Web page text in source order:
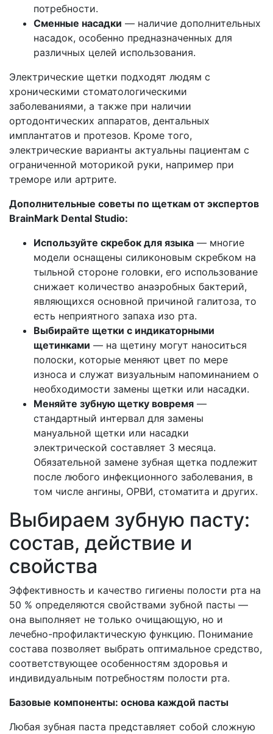
потребности.
Сменные насадки — наличие дополнительных
насадок, особенно предназначенных для
различных целей использования.
Электрические щетки подходят людям с
хроническими стоматологическими
заболеваниями, а также при наличии
ортодонтических аппаратов, дентальных
имплантатов и протезов. Кроме того,
электрические варианты актуальны пациентам с
ограниченной моторикой руки, например при
треморе или артрите.
Дополнительные советы по щеткам от экспертов
BrainMark Dental Studio:
Используйте скребок для языка — многие
модели оснащены силиконовым скребком на
тыльной стороне головки, его использование
снижает количество анаэробных бактерий,
являющихся основной причиной галитоза, то
есть неприятного запаха изо рта.
Выбирайте щетки с индикаторными
щетинками — на щетину могут наноситься
полоски, которые меняют цвет по мере
износа и служат визуальным напоминанием о
необходимости замены щетки или насадки.
Меняйте зубную щетку вовремя —
стандартный интервал для замены
мануальной щетки или насадки
электрической составляет 3 месяца.
Обязательной замене зубная щетка подлежит
после любого инфекционного заболевания, в
том числе ангины, ОРВИ, стоматита и других.
Выбираем зубную пасту:
состав, действие и
свойства
Эффективность и качество гигиены полости рта на
50 % определяются свойствами зубной пасты —
она выполняет не только очищающую, но и
лечебно-профилактическую функцию. Понимание
состава позволяет выбрать оптимальное средство,
соответствующее особенностям здоровья и
индивидуальным потребностям полости рта.
Базовые компоненты: основа каждой пасты
Любая зубная паста представляет собой сложную